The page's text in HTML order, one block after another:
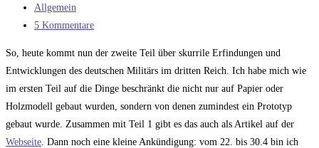
veröffentlicht:
Beitrags-
Kategorie:
Allgemein
Beitrags-
5 Kommentare
So, heute kommt nun der zweite Teil über skurrile Erfindungen und
Entwicklungen des deutschen Militärs im dritten Reich. Ich habe mich wie
im ersten Teil auf die Dinge beschränkt die nicht nur auf Papier oder
Holzmodell gebaut wurden, sondern von denen zumindest ein Prototyp
gebaut wurde. Zusammen mit Teil 1 gibt es das auch als Artikel auf der
Webseite . Dann noch eine kleine Ankündigung: vom 22. bis 30.4 bin ich